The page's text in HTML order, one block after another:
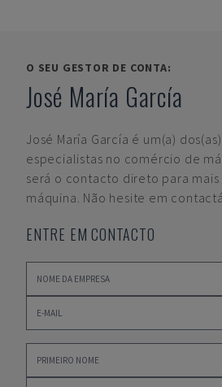
O SEU GESTOR DE CONTA:
José María García
José María García é um(a)
especialistas no comércio de
será o contacto direto para
máquina. Não hesite em
ENTRE EM CONTACTO